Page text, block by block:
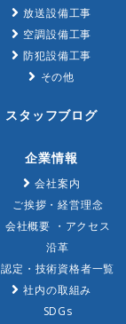
放送設備工事
空調設備工事
防犯設備工事
その他
スタッフブログ
企業情報
会社案内
ご挨拶・経営理念
会社概要 ・アクセス
沿革
認定・技術資格者一覧
社内の取組み
SDGs